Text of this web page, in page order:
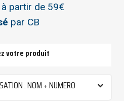
à partir de 59€
par CB
votre produit
: NOM + NUMERO